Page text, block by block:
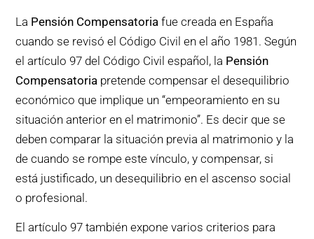
La Pensión Compensatoria fue creada en España
cuando se revisó el Código Civil en el año 1981. Según
el artículo 97 del Código Civil español, la Pensión
Compensatoria pretende compensar el desequilibrio
económico que implique un “empeoramiento en su
situación anterior en el matrimonio”. Es decir que se
deben comparar la situación previa al matrimonio y la
de cuando se rompe este vínculo, y compensar, si
está justificado, un desequilibrio en el ascenso social
o profesional.
El artículo 97 también expone varios criterios para